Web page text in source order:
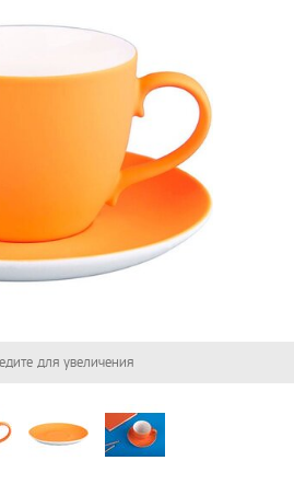
для увеличения